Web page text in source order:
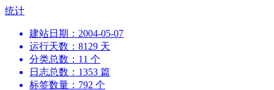
跳
统计
建站日期：2004-05-07
运行天数：8129 天
分类总数：11 个
日志总数：1353 篇
标签数量：792 个